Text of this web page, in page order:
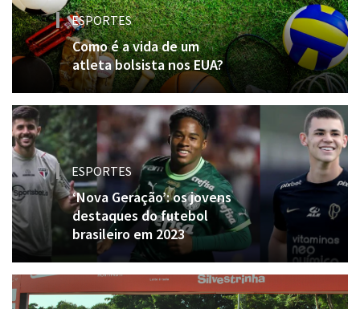
ESPORTES
Como é a vida de um
atleta bolsista nos EUA?
ESPORTES
‘Nova Geração’: os jovens
destaques do futebol
brasileiro em 2023